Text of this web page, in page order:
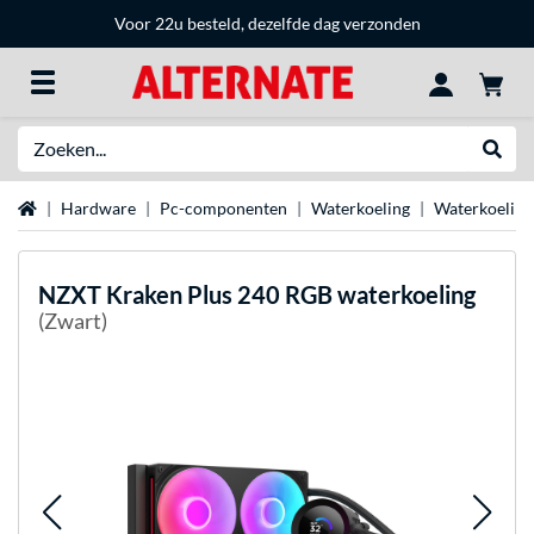
Voor 22u besteld, dezelfde dag verzonden
Home Hardware Pc-componenten Waterkoeling
NZXT Kraken Plus 240 RGB waterkoeling
(Zwart)